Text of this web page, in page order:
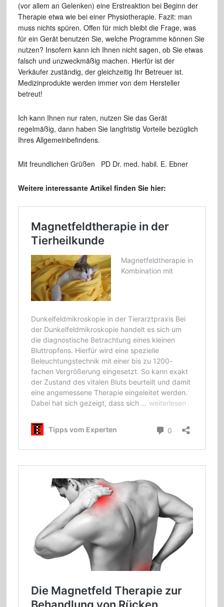
(vor allem an Gelenken) eine Erstreaktion bei Beginn der
Therapie etwa wie bei einer Physiotherapie. Fazit: man
muss nichts spüren. Offen für mich bleibt die Frage, was
für ein Gerät benutzen Sie, welche Programme können Sie
nutzen? Insofern kann ich Ihnen nicht sagen, ob Sie etwas
falsch und unzweckmäßig machen. Hierfür ist der
Verkäufer zuständig, der gleichzeitig Ihr Betreuer ist.
Medizinprodukte werden immer von dem Hersteller
betreut!
Ich kann Ihnen nur raten, nutzen Sie das Gerät
regelmäßig, dann haben Sie langfristig Vorteile bezüglich
Ihres Allgemeinbefindens.
Mit freundlichen Grüßen PD Dr. med. habil. E. Ebner
Weitere interessante Artikel finden Sie hier: